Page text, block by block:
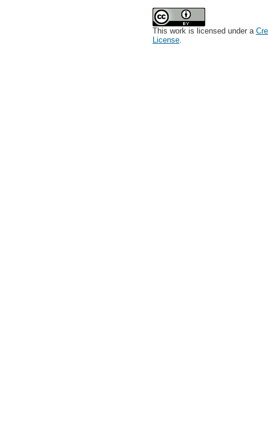
This work is licensed under a
License.